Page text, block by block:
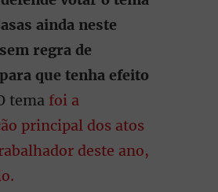
ainda neste
regra de
que tenha efeito
tema foi a
principal dos atos
deste ano,